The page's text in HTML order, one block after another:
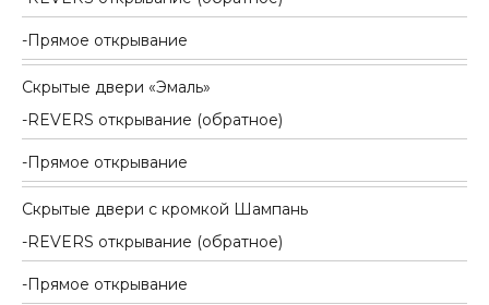
Прямое открывание
Скрытые двери «Эмаль»
REVERS открывание (обратное)
Прямое открывание
Скрытые двери с кромкой Шампань
REVERS открывание (обратное)
Прямое открывание